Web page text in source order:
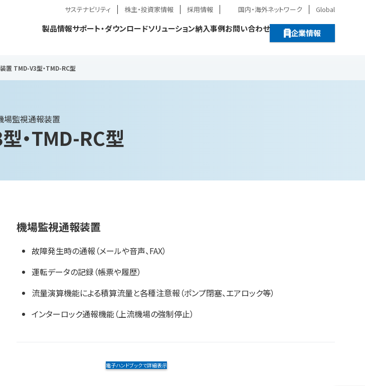
サステナビリティ 株主・投資家情報 採用情報 国内・海外ネットワーク Global
製品情報サポート・ダウンロードソリューション納入事例お問い合わせ 企業情報
置 TMD-V3型・TMD-RC型
場監視通報装置
・TMD-RC型
機場監視通報装置
故障発生時の通報（メールや音声、FAX）
運転データの記録（帳票や履歴）
流量演算機能による積算流量と各種注意報（ポンプ閉塞、エアロック等）
インターロック通報機能（上流機場の強制停止）
電子ハンドブックで詳細表示